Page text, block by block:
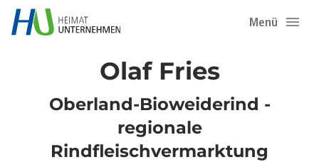
Menü
Olaf Fries
Oberland-Bioweiderind -
regionale
Rindfleischvermarktung